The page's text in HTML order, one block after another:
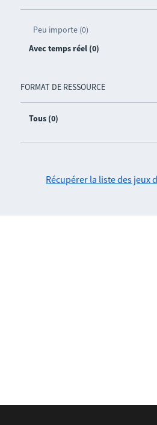
Peu importe (0)
Avec temps réel (0)
FORMAT DE RESSOURCE
Tous (0)
Récupérer la liste des jeux